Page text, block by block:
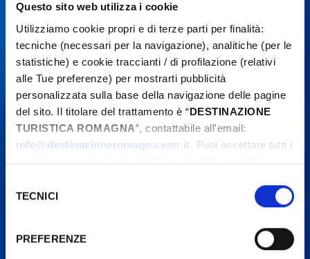
Questo sito web utilizza i cookie
Utilizziamo cookie propri e di terze parti per finalità:
tecniche (necessari per la navigazione), analitiche (per le
statistiche) e cookie traccianti / di profilazione (relativi
alle Tue preferenze) per mostrarti pubblicità
personalizzata sulla base della navigazione delle pagine
del sito. Il titolare del trattamento è “DESTINAZIONE
TURISTICA ROMAGNA”, contattabile all'email:
info@destinazioneromagna.emr.it. Puoi accettare tutti i
cookie premendo il pulsante “Accetta tutti i cookie”,
gestire le tue preferenze facendo clic su “Personalizza”.
Qualora acconsenti a tutti i cookie i Tuoi dati potranno
attualmente non fornisce garanzie idonee per il
delTECNICI
PREFERENZE